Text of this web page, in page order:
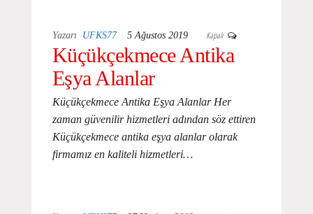
Yazarı UFKS77 5 Ağustos 2019 Kapalı
Küçükçekmece Antika
Eşya Alanlar
Küçükçekmece Antika Eşya Alanlar Her
zaman güvenilir hizmetleri adından söz ettiren
Küçükçekmece antika eşya alanlar olarak
firmamız en kaliteli hizmetleri…